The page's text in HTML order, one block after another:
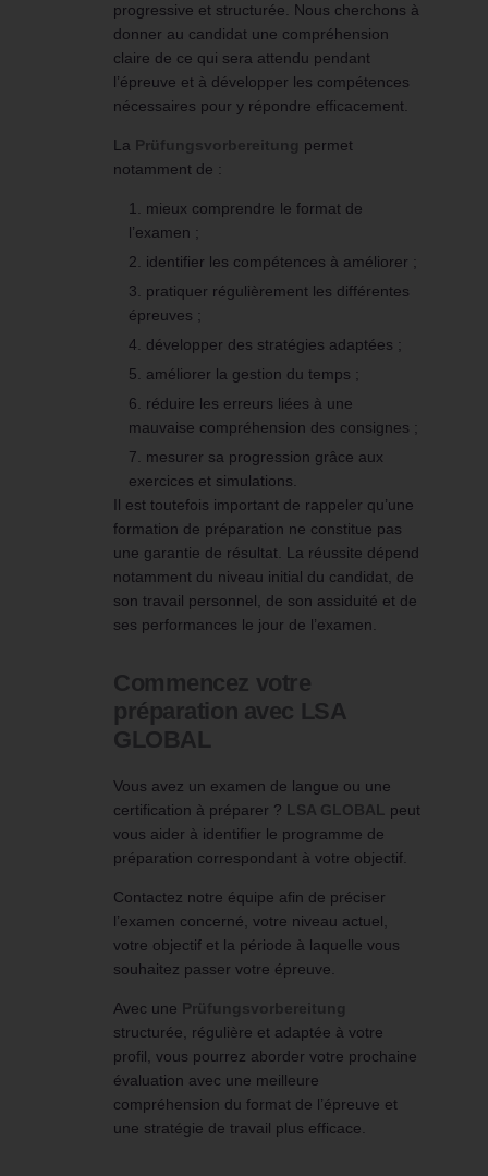
progressive et structurée. Nous cherchons à
donner au candidat une compréhension
claire de ce qui sera attendu pendant
l’épreuve et à développer les compétences
nécessaires pour y répondre efficacement.
La Prüfungsvorbereitung permet
notamment de :
mieux comprendre le format de
l’examen ;
identifier les compétences à améliorer ;
pratiquer régulièrement les différentes
épreuves ;
développer des stratégies adaptées ;
améliorer la gestion du temps ;
réduire les erreurs liées à une
mauvaise compréhension des consignes ;
mesurer sa progression grâce aux
exercices et simulations.
Il est toutefois important de rappeler qu’une
formation de préparation ne constitue pas
une garantie de résultat. La réussite dépend
notamment du niveau initial du candidat, de
son travail personnel, de son assiduité et de
ses performances le jour de l’examen.
Commencez votre
préparation avec LSA
GLOBAL
Vous avez un examen de langue ou une
certification à préparer ? LSA GLOBAL
peut
vous aider à identifier le programme de
préparation correspondant à votre objectif.
Contactez notre équipe afin de préciser
l’examen concerné, votre niveau actuel,
votre objectif et la période à laquelle vous
souhaitez passer votre épreuve.
Avec une Prüfungsvorbereitung
structurée, régulière et adaptée à votre
profil, vous pourrez aborder votre prochaine
évaluation avec une meilleure
compréhension du format de l’épreuve et
une stratégie de travail plus efficace.